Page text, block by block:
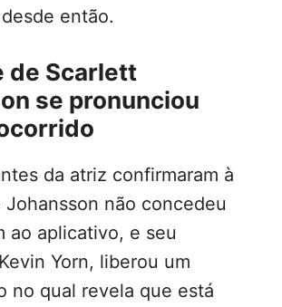
então.
de Scarlett
se pronunciou
da atriz confirmaram à
não concedeu
ao aplicativo, e seu
Yorn, liberou um
no qual revela que está